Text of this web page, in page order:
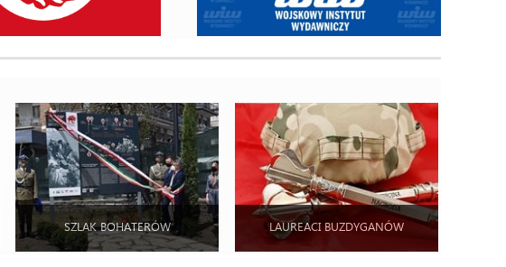
SZLAK BOHATERÓW LAUREACI BUZDYGANÓW